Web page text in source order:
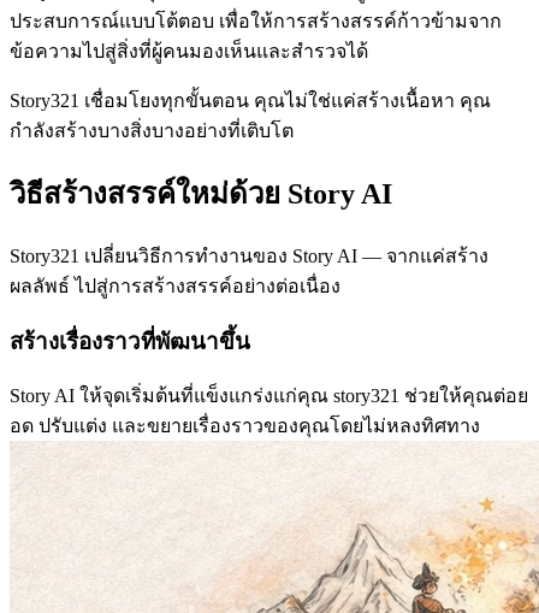
ประสบการณ์แบบโต้ตอบ เพื่อให้การสร้างสรรค์ก้าวข้ามจาก
ข้อความไปสู่สิ่งที่ผู้คนมองเห็นและสำรวจได้
Story321 เชื่อมโยงทุกขั้นตอน คุณไม่ใช่แค่สร้างเนื้อหา คุณ
กำลังสร้างบางสิ่งบางอย่างที่เติบโต
วิธีสร้างสรรค์ใหม่ด้วย Story AI
Story321 เปลี่ยนวิธีการทำงานของ Story AI — จากแค่สร้าง
ผลลัพธ์ ไปสู่การสร้างสรรค์อย่างต่อเนื่อง
สร้างเรื่องราวที่พัฒนาขึ้น
Story AI ให้จุดเริ่มต้นที่แข็งแกร่งแก่คุณ story321 ช่วยให้คุณต่อย
อด ปรับแต่ง และขยายเรื่องราวของคุณโดยไม่หลงทิศทาง